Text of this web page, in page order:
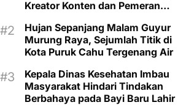
Kreator Konten dan Pemeran
Hujan Sepanjang Malam Guyur
Murung Raya, Sejumlah Titik di
Kota Puruk Cahu Tergenang Air
Kepala Dinas Kesehatan Imbau
Masyarakat Hindari Tindakan
Berbahaya pada Bayi Baru Lahir